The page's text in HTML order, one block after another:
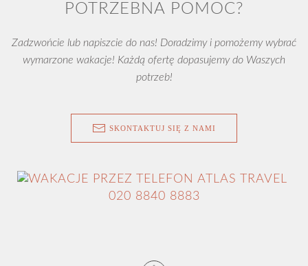
POTRZEBNA POMOC?
Zadzwońcie lub napiszcie do nas! Doradzimy i pomożemy wybrać
wymarzone wakacje! Każdą ofertę dopasujemy do Waszych
potrzeb!
SKONTAKTUJ SIĘ Z NAMI
020 8840 8883